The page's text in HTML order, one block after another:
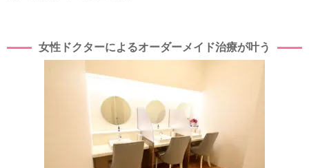
女性ドクターによるオーダーメイド治療が叶う